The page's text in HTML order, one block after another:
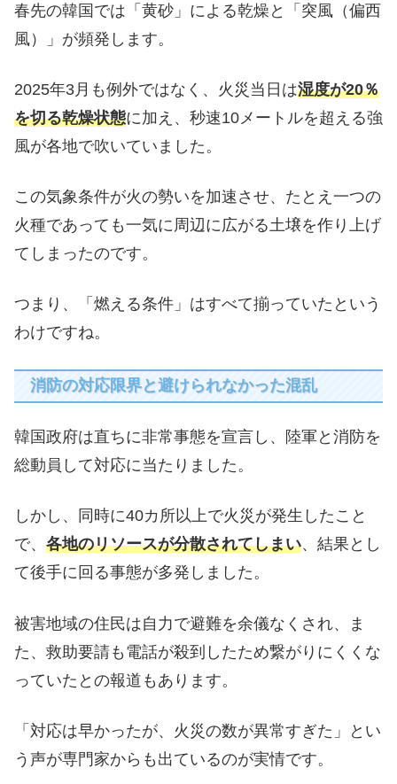
春先の韓国では「黄砂」による乾燥と「突風（偏西
風）」が頻発します。
2025年3月も例外ではなく、火災当日は湿度が20％
を切る乾燥状態に加え、秒速10メートルを超える強
風が各地で吹いていました。
この気象条件が火の勢いを加速させ、たとえ一つの
火種であっても一気に周辺に広がる土壌を作り上げ
てしまったのです。
つまり、「燃える条件」はすべて揃っていたという
わけですね。
消防の対応限界と避けられなかった混乱
韓国政府は直ちに非常事態を宣言し、陸軍と消防を
総動員して対応に当たりました。
しかし、同時に40カ所以上で火災が発生したこと
で、 各地のリソースが分散されてしまい、結果とし
て後手に回る事態が多発しました。
被害地域の住民は自力で避難を余儀なくされ、ま
た、救助要請も電話が殺到したため繋がりにくくな
っていたとの報道もあります。
「対応は早かったが、火災の数が異常すぎた」とい
う声が専門家からも出ているのが実情です。